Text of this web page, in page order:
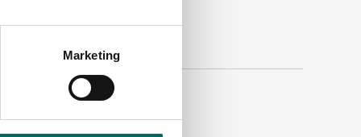
Marketing